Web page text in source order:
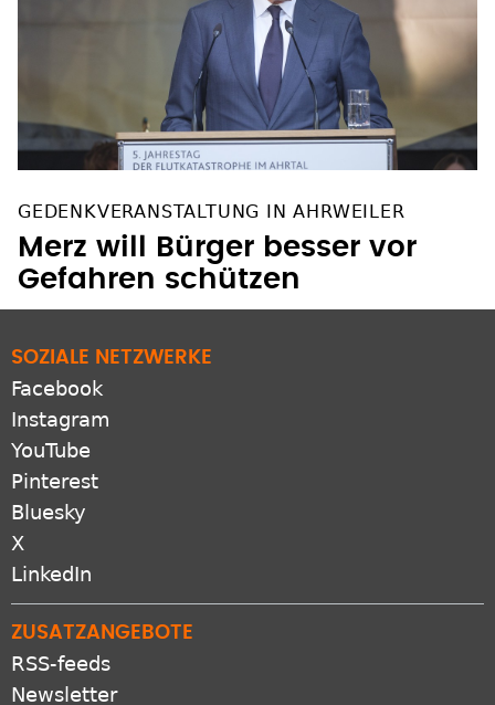
GEDENKVERANSTALTUNG IN AHRWEILER
Merz will Bürger besser vor
Gefahren schützen
SOZIALE NETZWERKE
Facebook
Instagram
YouTube
Pinterest
Bluesky
X
LinkedIn
ZUSATZANGEBOTE
RSS-feeds
Newsletter